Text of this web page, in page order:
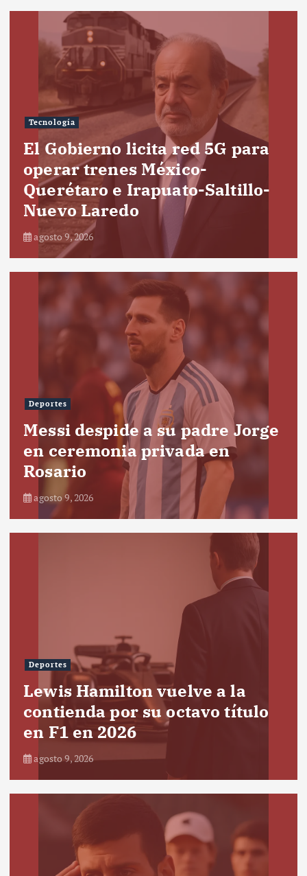
Tecnología
El Gobierno licita red 5G para
operar trenes México-
Querétaro e Irapuato-Saltillo-
Nuevo Laredo
agosto 9, 2026
Deportes
Messi despide a su padre Jorge
en ceremonia privada en
Rosario
agosto 9, 2026
Deportes
Lewis Hamilton vuelve a la
contienda por su octavo título
en F1 en 2026
agosto 9, 2026